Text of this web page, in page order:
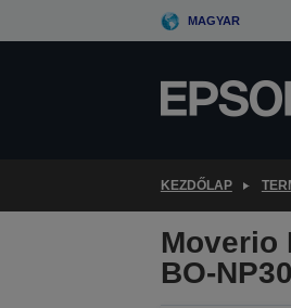
to
MAGYAR
KEZDŐLAP
Moverio
BO-